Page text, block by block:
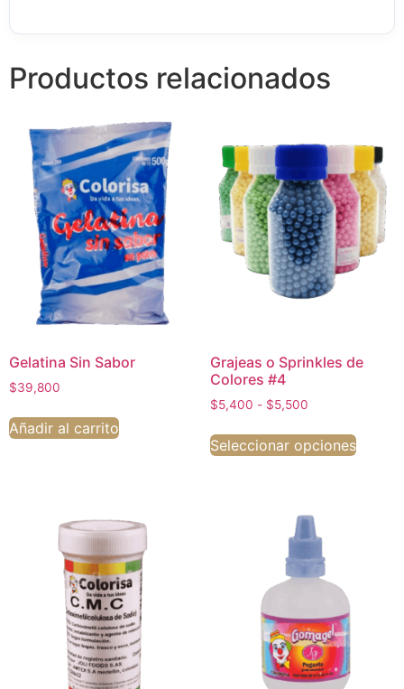
Productos relacionados
Gelatina Sin Sabor
$39,800
Añadir al carrito
Grajeas o Sprinkles de
Colores #4
$5,400 - $5,500
Seleccionar opciones